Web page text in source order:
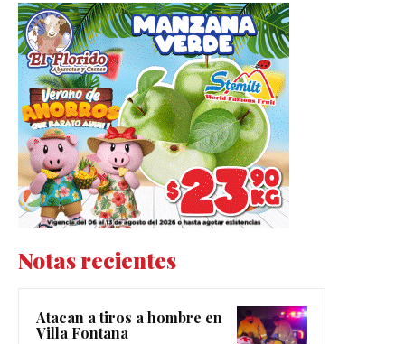
Notas recientes
Atacan a tiros a hombre en
Villa Fontana